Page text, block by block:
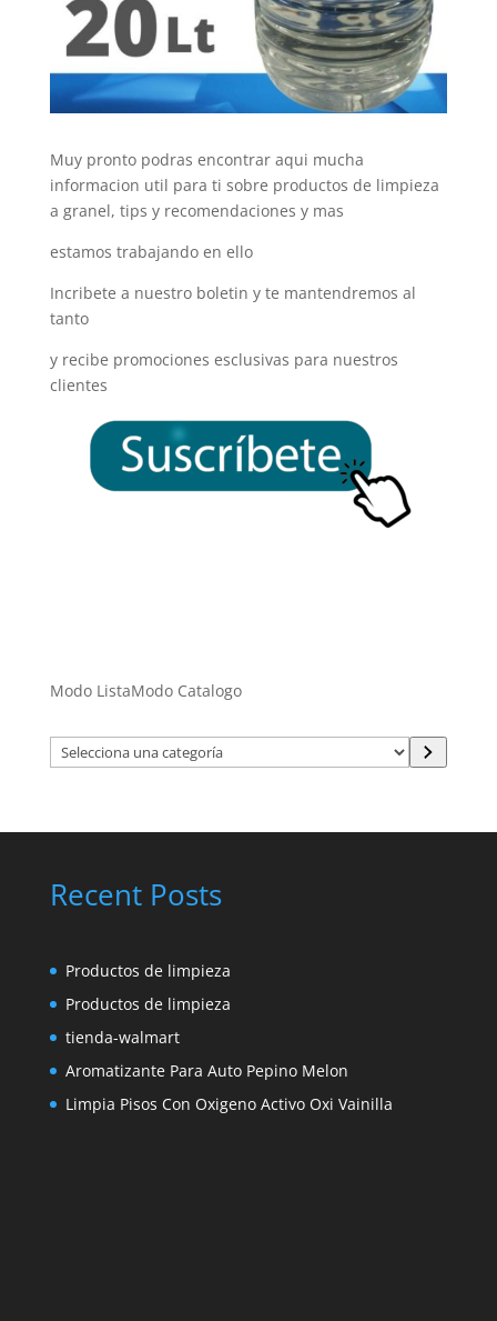
Muy pronto podras encontrar aqui mucha
informacion util para ti sobre productos de limpieza
a granel, tips y recomendaciones y mas
estamos trabajando en ello
Incribete a nuestro boletin y te mantendremos al
tanto
y recibe promociones esclusivas para nuestros
clientes
Modo ListaModo Catalogo
Selecciona
una
Recent Posts
Productos de limpieza
Productos de limpieza
tienda-walmart
Aromatizante Para Auto Pepino Melon
Limpia Pisos Con Oxigeno Activo Oxi Vainilla